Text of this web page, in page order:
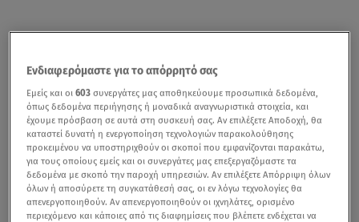
Ενδιαφερόμαστε για το απόρρητό σας
Εμείς και οι603 συνεργάτες μας αποθηκεύουμε προσωπικά δεδομένα,
όπως δεδομένα περιήγησης ή μοναδικά αναγνωριστικά στοιχεία, και
έχουμε πρόσβαση σε αυτά στη συσκευή σας. Αν επιλέξετε Αποδοχή, θα
καταστεί δυνατή η ενεργοποίηση τεχνολογιών παρακολούθησης
προκειμένου να υποστηριχθούν οι σκοποί που εμφανίζονται παρακάτω,
για τους οποίους εμείς και οι συνεργάτες μας επεξεργαζόμαστε τα
δεδομένα με σκοπό την παροχή υπηρεσιών. Αν επιλέξετε Απόρριψη όλων
όλων ή αποσύρετε τη συγκατάθεσή σας, οι εν λόγω τεχνολογίες θα
απενεργοποιηθούν. Αν απενεργοποιηθούν οι ιχνηλάτες, ορισμένο
περιεχόμενο και κάποιες από τις διαφημίσεις που βλέπετε ενδέχεται να